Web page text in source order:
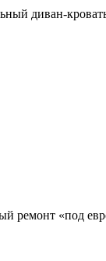
диван-
ремонт «под